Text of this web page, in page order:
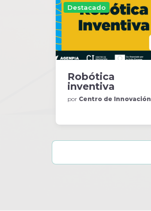
Destacado
Robótica
inventiva
por Centro de Innovación